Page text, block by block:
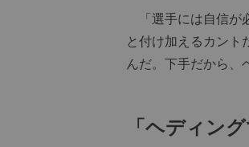
「選手には自信が
と付け加えるカント
んだ。下手だから、
「ヘディン